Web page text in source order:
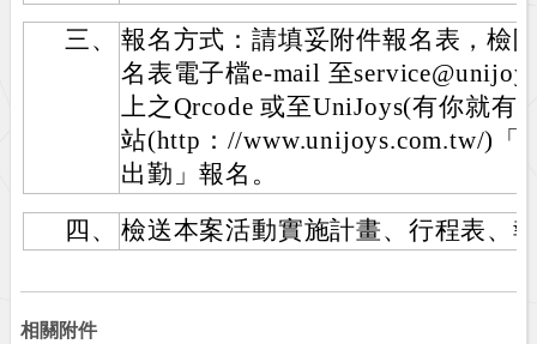
三、
報名方式：請填妥附件報名表，檢
名表電子檔e-mail 至
上之Qrcode 或至UniJoys(有你就有
站(http：//www.unijoys.com.tw/)「
出勤」報名。
四、
檢送本案活動實施計畫、行程表、
相關附件